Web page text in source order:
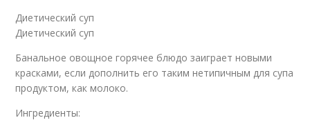
Диетический суп
Диетический суп
Банальное овощное горячее блюдо заиграет новыми
красками, если дополнить его таким нетипичным для супа
продуктом, как молоко.
Ингредиенты: